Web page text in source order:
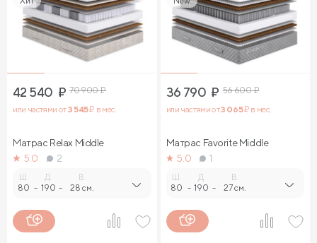
42 540 ₽ 70 900₽
или частями от3 545₽ в мес.
Матрас Relax Middle
5.0
2
Ш.
80 -
Д.
190 -
В.
28 см.
36 790 ₽ 56 600₽
или частями от3 065₽ в мес.
Матрас Favorite Middle
5.0
1
Ш.
80 -
Д.
190 -
В.
27 см.